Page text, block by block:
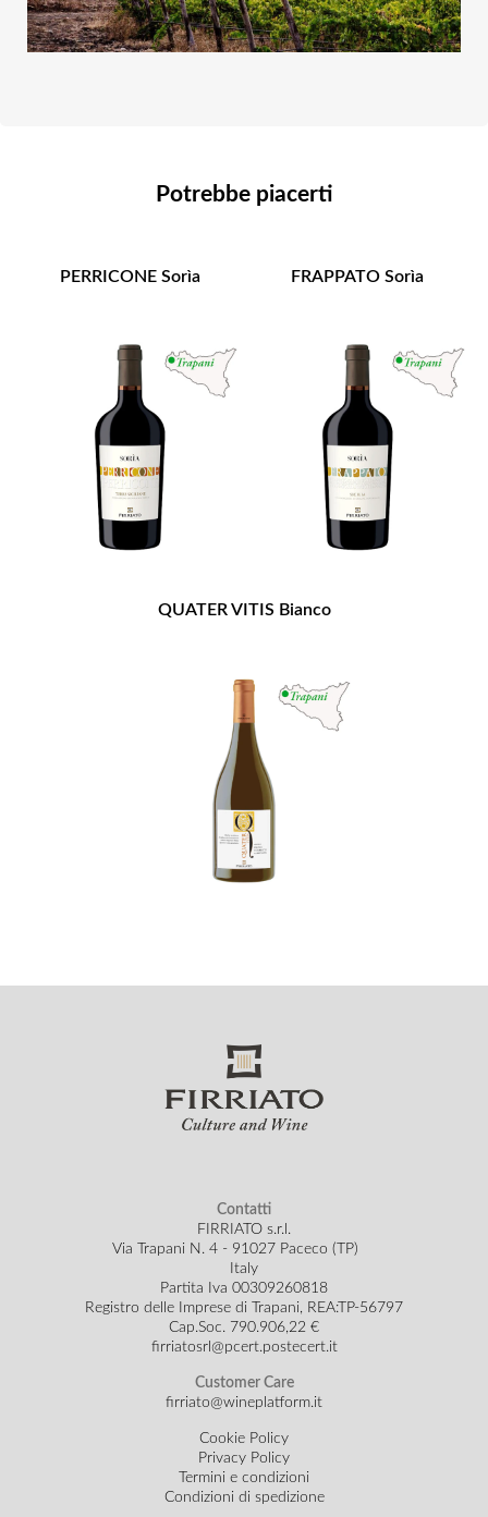
Potrebbe piacerti
PERRICONE Sorìa FRAPPATO Sorìa
QUATER VITIS Bianco
Contatti
FIRRIATO s.r.l.
Via Trapani N. 4 - 91027 Paceco (TP)
Italy
Partita Iva 00309260818
Registro delle Imprese di Trapani, REA:TP-56797
Cap.Soc. 790.906,22 €
firriatosrl@pcert.postecert.it
Customer Care
firriato@wineplatform.it
Cookie Policy
Privacy Policy
Termini e condizioni
Condizioni di spedizione